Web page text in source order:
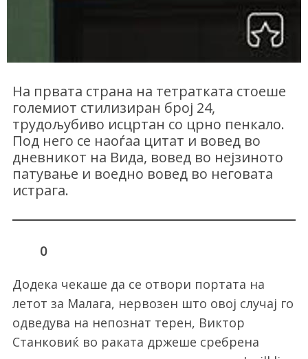
На првата страна на тетратката стоеше
големиот стилизиран број 24,
трудољубиво исцртан со црно пенкало.
Под него се наоѓаа цитат и вовед во
дневникот на Вида, вовед во нејзиното
патување и воедно вовед во неговата
истрага.
0
Додека чекаше да се отвори портата на
летот за Малага, нервозен што овој случај го
одведува на непознат терен, Виктор
Станковиќ во раката држеше сребрена